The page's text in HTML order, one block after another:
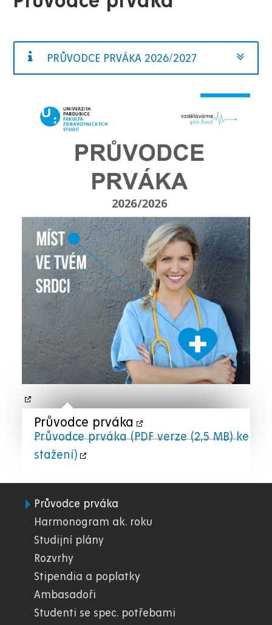
PRŮVODCE PRVÁKA 2026/2027
Průvodce prváka
Průvodce prváka (PDF verze (2,5 MB) ke
stažení)
08.
FZS
Průvodce prváka
Harmonogram ak. roku
Studijní plány
Rozvrhy
Stipendia a poplatky
Ambasadoři
Studenti se spec. potřebami